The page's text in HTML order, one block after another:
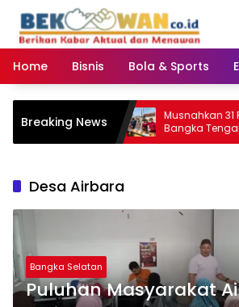
konten
Home
Bisnis Bola & Sports
Breaking News
Desa:
Bangka
Musnahkan 31 Perkara
Bangka Tengah
Berantas Kejahatan
Desa Airbara
Bangka Selatan
Puluhan Masyarakat